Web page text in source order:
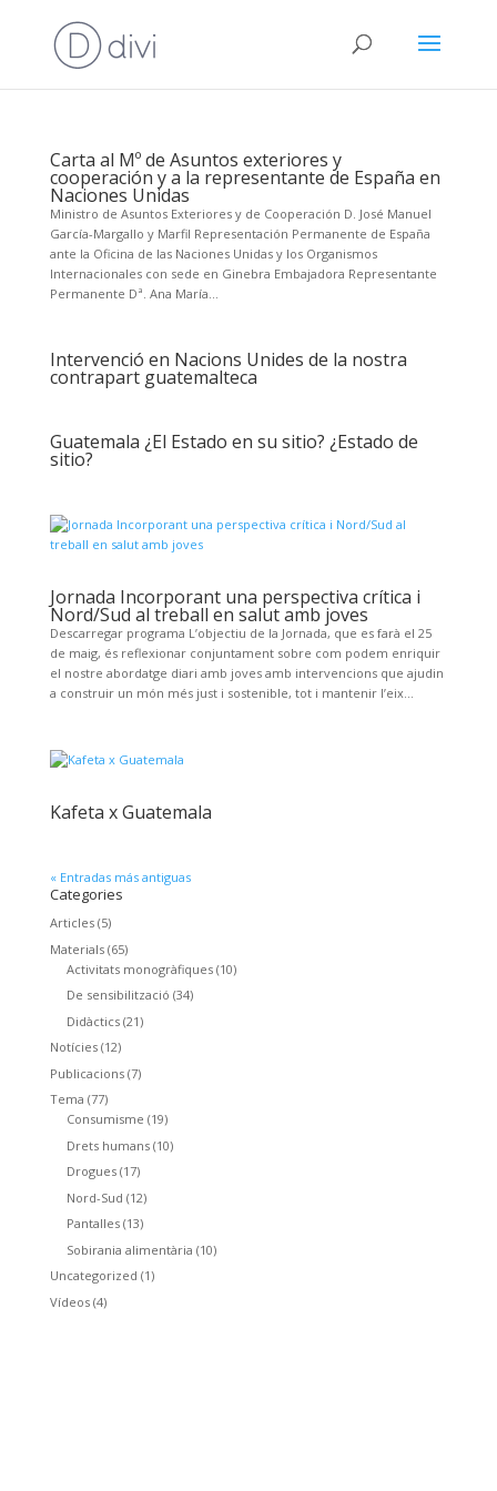
Carta al Mº de Asuntos exteriores y
cooperación y a la representante de España en
Naciones Unidas
Ministro de Asuntos Exteriores y de Cooperación D. José Manuel
García-Margallo y Marfil Representación Permanente de España
ante la Oficina de las Naciones Unidas y los Organismos
Internacionales con sede en Ginebra Embajadora Representante
Permanente Dª. Ana María...
Intervenció en Nacions Unides de la nostra
contrapart guatemalteca
Guatemala ¿El Estado en su sitio? ¿Estado de
sitio?
Jornada Incorporant una perspectiva crítica i
Nord/Sud al treball en salut amb joves
Descarregar programa L’objectiu de la Jornada, que es farà el 25
de maig, és reflexionar conjuntament sobre com podem enriquir
el nostre abordatge diari amb joves amb intervencions que ajudin
a construir un món més just i sostenible, tot i mantenir l’eix...
Kafeta x Guatemala
« Entradas más antiguas
Categories
Articles(5)
Materials(65)
Activitats monogràfiques(10)
De sensibilització (34)
Didàctics(21)
Notícies(12)
Publicacions(7)
Tema (77)
Consumisme (19)
Drets humans(10)
Drogues(17)
Nord-Sud (12)
Pantalles(13)
Sobirania alimentària (10)
Uncategorized (1)
Vídeos(4)